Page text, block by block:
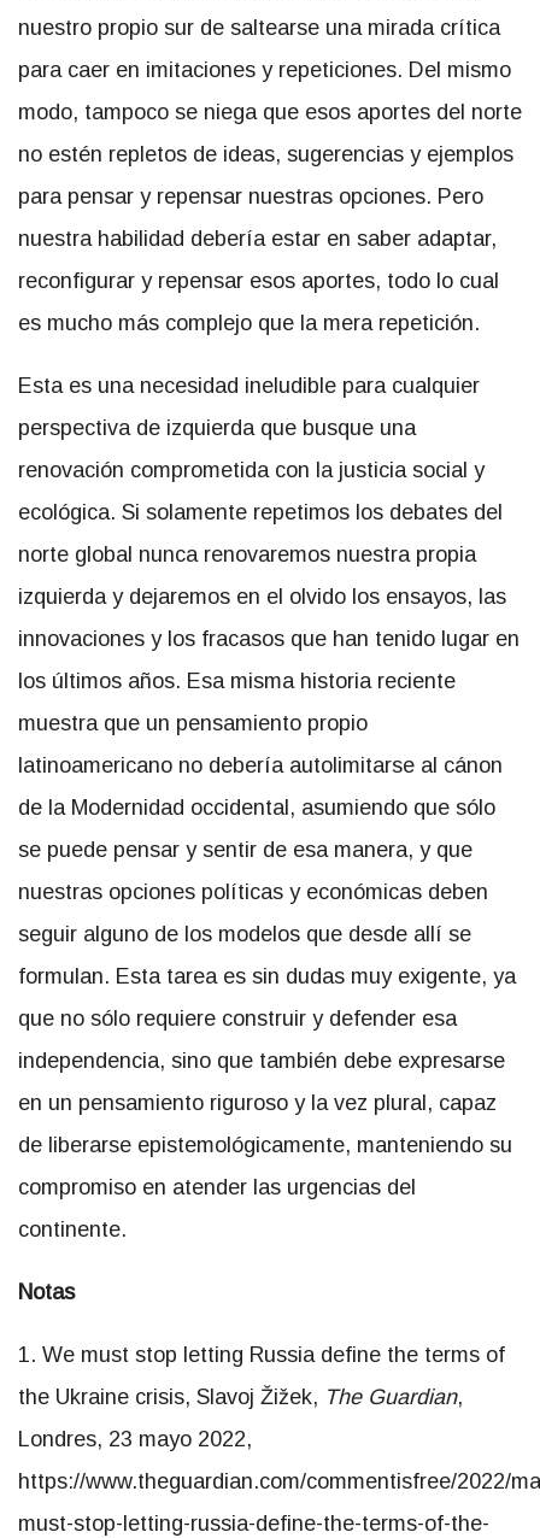
nuestro propio sur de saltearse una mirada crítica
para caer en imitaciones y repeticiones. Del mismo
modo, tampoco se niega que esos aportes del norte
no estén repletos de ideas, sugerencias y ejemplos
para pensar y repensar nuestras opciones. Pero
nuestra habilidad debería estar en saber adaptar,
reconfigurar y repensar esos aportes, todo lo cual
es mucho más complejo que la mera repetición.
Esta es una necesidad ineludible para cualquier
perspectiva de izquierda que busque una
renovación comprometida con la justicia social y
ecológica. Si solamente repetimos los debates del
norte global nunca renovaremos nuestra propia
izquierda y dejaremos en el olvido los ensayos, las
innovaciones y los fracasos que han tenido lugar en
los últimos años. Esa misma historia reciente
muestra que un pensamiento propio
latinoamericano no debería autolimitarse al cánon
de la Modernidad occidental, asumiendo que sólo
se puede pensar y sentir de esa manera, y que
nuestras opciones políticas y económicas deben
seguir alguno de los modelos que desde allí se
formulan. Esta tarea es sin dudas muy exigente, ya
que no sólo requiere construir y defender esa
independencia, sino que también debe expresarse
en un pensamiento riguroso y la vez plural, capaz
de liberarse epistemológicamente, manteniendo su
compromiso en atender las urgencias del
continente.
Notas
1. We must stop letting Russia define the terms of
the Ukraine crisis, Slavoj Žižek, The Guardian,
Londres, 23 mayo 2022,
https://www.theguardian.com/commentisfree/2022/
must-stop-letting-russia-define-the-terms-of-the-